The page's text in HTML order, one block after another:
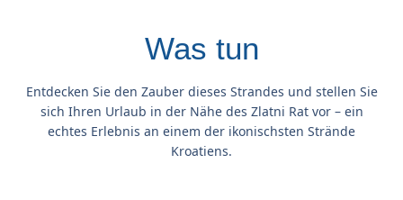
Was tun
Entdecken Sie den Zauber dieses Strandes und stellen Sie
sich Ihren Urlaub in der Nähe des Zlatni Rat vor – ein
echtes Erlebnis an einem der ikonischsten Strände
Kroatiens.